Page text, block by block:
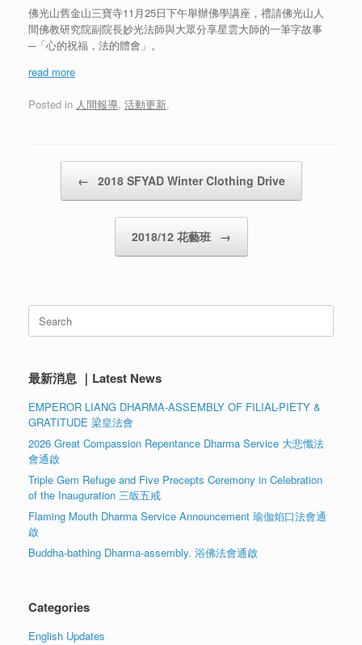
佛光山舊金山三寶寺11月25日下午舉辦佛學講座，禮請佛光山人
間佛教研究院副院長妙光法師與大眾分享星雲大師的一筆字故事
─「心的祝福，法的體會」。
read more
Posted in 人間報導, 活動更新.
← 2018 SFYAD Winter Clothing Drive
2018/12 花藝班 →
Search
for:
最新消息 ｜Latest News
EMPEROR LIANG DHARMA-ASSEMBLY OF FILIAL-PIETY &
GRATITUDE 梁皇法會
2026 Great Compassion Repentance Dharma Service 大悲懺法
會通啟
Triple Gem Refuge and Five Precepts Ceremony in Celebration
of the Inauguration 三皈五戒
Flaming Mouth Dharma Service Announcement 瑜伽焰口法會通
啟
Buddha-bathing Dharma-assembly. 浴佛法會通啟
Categories
English Updates